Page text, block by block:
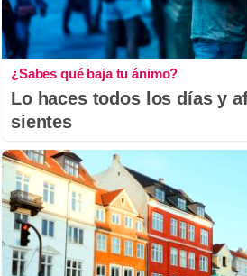
¿Sabes qué baja tu ánimo?
Lo haces todos los días y
sientes